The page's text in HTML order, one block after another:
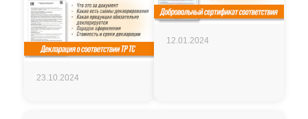
23.10.2024
12.01.2024